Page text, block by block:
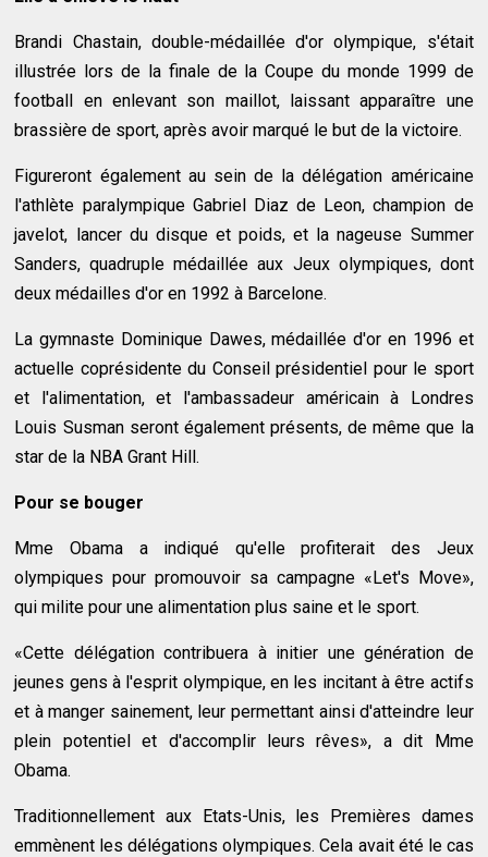
Brandi Chastain, double-médaillée d'or olympique, s'était
illustrée lors de la finale de la Coupe du monde 1999 de
football en enlevant son maillot, laissant apparaître une
brassière de sport, après avoir marqué le but de la victoire.
Figureront également au sein de la délégation américaine
l'athlète paralympique Gabriel Diaz de Leon, champion de
javelot, lancer du disque et poids, et la nageuse Summer
Sanders, quadruple médaillée aux Jeux olympiques, dont
deux médailles d'or en 1992 à Barcelone.
La gymnaste Dominique Dawes, médaillée d'or en 1996 et
actuelle coprésidente du Conseil présidentiel pour le sport
et l'alimentation, et l'ambassadeur américain à Londres
Louis Susman seront également présents, de même que la
star de la NBA Grant Hill.
Pour se bouger
Mme Obama a indiqué qu'elle profiterait des Jeux
olympiques pour promouvoir sa campagne «Let's Move»,
qui milite pour une alimentation plus saine et le sport.
«Cette délégation contribuera à initier une génération de
jeunes gens à l'esprit olympique, en les incitant à être actifs
et à manger sainement, leur permettant ainsi d'atteindre leur
plein potentiel et d'accomplir leurs rêves», a dit Mme
Obama.
Traditionnellement aux Etats-Unis, les Premières dames
emmènent les délégations olympiques. Cela avait été le cas